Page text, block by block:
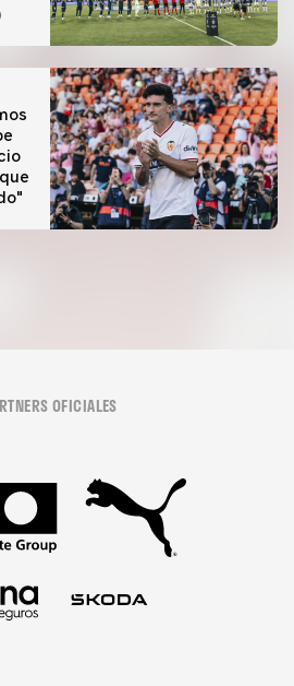
CF-Newcastle United FC
OFICIALES